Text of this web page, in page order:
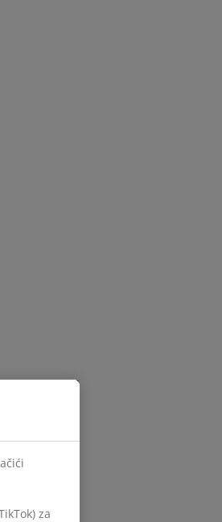
za